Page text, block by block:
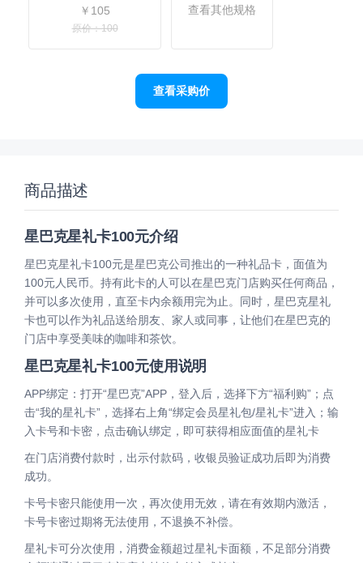
￥105
原价：100
查看其他规格
查看采购价
商品描述
星巴克星礼卡100元介绍
星巴克星礼卡100元是星巴克公司推出的一种礼品卡，面值为
100元人民币。持有此卡的人可以在星巴克门店购买任何商品，
并可以多次使用，直至卡内余额用完为止。同时，星巴克星礼
卡也可以作为礼品送给朋友、家人或同事，让他们在星巴克的
门店中享受美味的咖啡和茶饮。
星巴克星礼卡100元使用说明
APP绑定：打开“星巴克”APP，登入后，选择下方“福利购”；点
击“我的星礼卡”，选择右上角“绑定会员星礼包/星礼卡”进入；输
入卡号和卡密，点击确认绑定，即可获得相应面值的星礼卡
在门店消费付款时，出示付款码，收银员验证成功后即为消费
成功。
卡号卡密只能使用一次，再次使用无效，请在有效期内激活，
卡号卡密过期将无法使用，不退换不补偿。
星礼卡可分次使用，消费金额超过星礼卡面额，不足部分消费